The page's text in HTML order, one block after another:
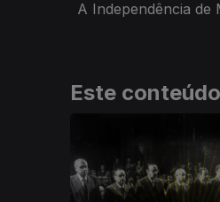
A Independência de
Este